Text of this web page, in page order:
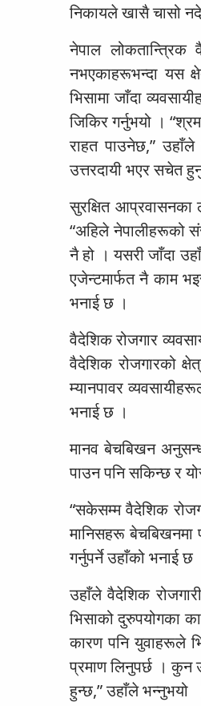
निकायले खासै चासो
नेपाल लोकतान्त्रिक
नभएकाहरूभन्दा यस
भिसामा जाँदा
जिकिर गर्नुभयो ।
राहत पाउनेछ,”
उत्तरदायी भएर सचेत
सुरक्षित आप्रवासनका
“अहिले नेपालीहरूको
नै हो । यसरी जाँदा
एजेन्टमार्फत नै काम
भनाई छ ।
वैदेशिक रोजगार
वैदेशिक रोजगारको
म्यानपावर
भनाई छ ।
मानव बेचबिखन
पाउन पनि सकिन्छ र
“सकेसम्म वैदेशिक
मानिसहरू बेचबिखनमा
गर्नुपर्ने उहाँको भनाई छ
उहाँले वैदेशिक
भिसाको दुरुपयोगका
कारण पनि युवाहरूले
प्रमाण लिनुपर्छ । कुन
हुन्छ,” उहाँले भन्नुभयो